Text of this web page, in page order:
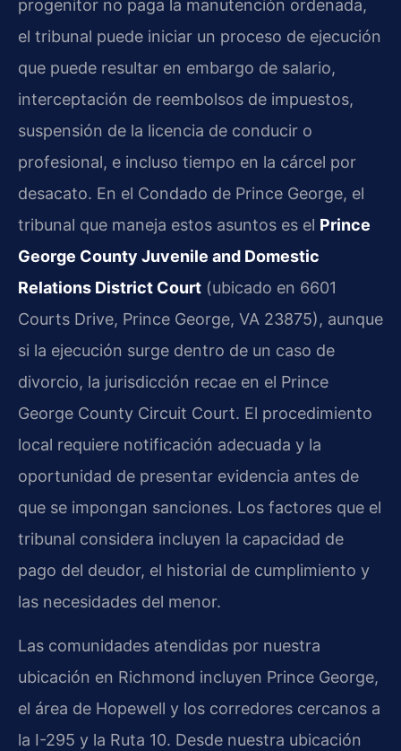
progenitor no paga la manutención ordenada,
el tribunal puede iniciar un proceso de ejecución
que puede resultar en embargo de salario,
interceptación de reembolsos de impuestos,
suspensión de la licencia de conducir o
profesional, e incluso tiempo en la cárcel por
desacato. En el Condado de Prince George, el
tribunal que maneja estos asuntos es el Prince
George County Juvenile and Domestic
Relations District Court (ubicado en 6601
Courts Drive, Prince George, VA 23875), aunque
si la ejecución surge dentro de un caso de
divorcio, la jurisdicción recae en el Prince
George County Circuit Court. El procedimiento
local requiere notificación adecuada y la
oportunidad de presentar evidencia antes de
que se impongan sanciones. Los factores que el
tribunal considera incluyen la capacidad de
pago del deudor, el historial de cumplimiento y
las necesidades del menor.
Las comunidades atendidas por nuestra
ubicación en Richmond incluyen Prince George,
el área de Hopewell y los corredores cercanos a
la I-295 y la Ruta 10. Desde nuestra ubicación